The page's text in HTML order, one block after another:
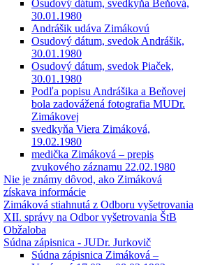
Osudový dátum, svedkyňa Beňová,
30.01.1980
Andrášik udáva Zimákovú
Osudový dátum, svedok Andrášik,
30.01.1980
Osudový dátum, svedok Piaček,
30.01.1980
Podľa popisu Andrášika a Beňovej
bola zadovážená fotografia MUDr.
Zimákovej
svedkyňa Viera Zimáková,
19.02.1980
medička Zimáková – prepis
zvukového záznamu 22.02.1980
Nie je známy dôvod, ako Zimáková
získava informácie
Zimáková stiahnutá z Odboru vyšetrovania
XII. správy na Odbor vyšetrovania ŠtB
Obžaloba
Súdna zápisnica - JUDr. Jurkovič
Súdna zápisnica Zimáková –